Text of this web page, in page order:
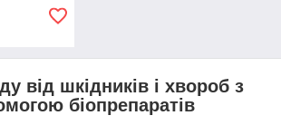
від шкідників і хвороб з
біопрепаратів